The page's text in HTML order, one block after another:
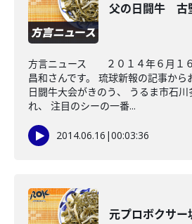
父の日闘牛 古
方言ニュース ２０１４年６月１
昌和さんです。 琉球新報の記事から
日闘牛大会がきのう、 うるま市石
れ、 注目のシーの一番...
2014.06.16 |00:03:36
元プロボクサ